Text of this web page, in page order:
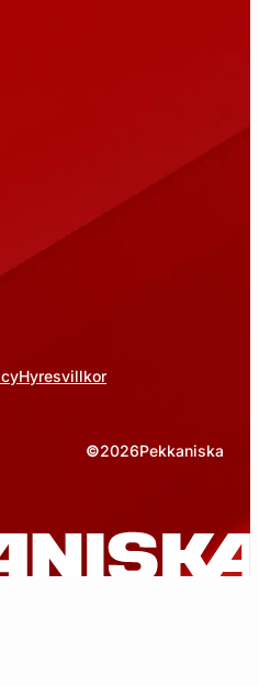
Hyresvillkor
©2026Pekkaniska